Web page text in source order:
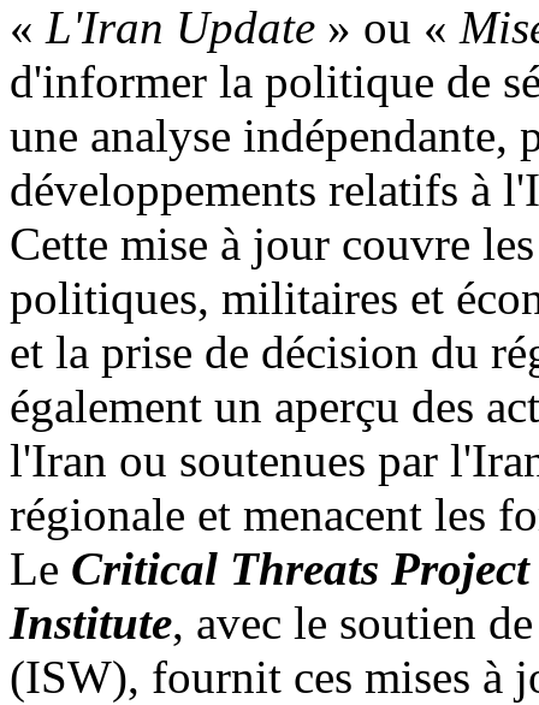
« L'Iran Update » ou «
d'informer la politique de
une analyse indépendante,
développements relatifs à
Cette mise à jour couvre
politiques, militaires et
et la prise de décision du
également un aperçu des
l'Iran ou soutenues par
régionale et menacent les
Le Critical Threats Project
Institute, avec le soutien
(ISW), fournit ces mises à